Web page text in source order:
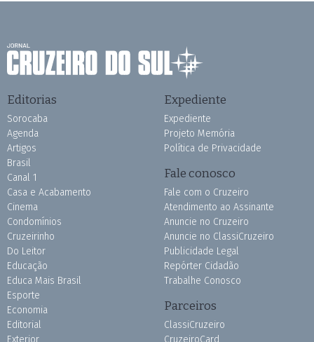
Editorias
Sorocaba
Agenda
Artigos
Brasil
Canal 1
Casa e Acabamento
Cinema
Condomínios
Cruzeirinho
Do Leitor
Educação
Educa Mais Brasil
Esporte
Economia
Editorial
Exterior
Expediente
Expediente
Projeto Memória
Política de Privacidade
Fale conosco
Fale com o Cruzeiro
Atendimento ao Assinante
Anuncie no Cruzeiro
Anuncie no ClassiCruzeiro
Publicidade Legal
Repórter Cidadão
Trabalhe Conosco
Parceiros
ClassiCruzeiro
CruzeiroCard